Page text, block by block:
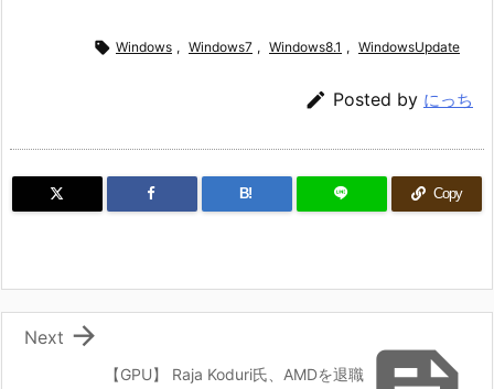
 Windows , Windows7 , Windows8.1 , WindowsUpdate
 Posted by にっち
B! Copy
【GPU】 Raja Koduri氏、AMDを退職

Next